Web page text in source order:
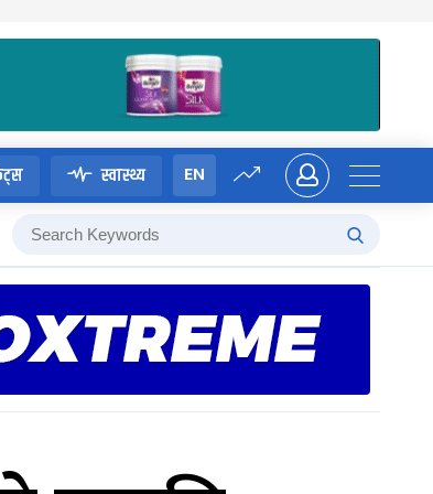
स्वास्थ्य EN